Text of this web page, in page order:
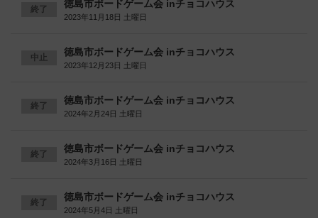
終了 徳島市ボードゲーム会 inチョコハウス
2023年11月18日 土曜日
中止 徳島市ボードゲーム会 inチョコハウス
2023年12月23日 土曜日
終了 徳島市ボードゲーム会 inチョコハウス
2024年2月24日 土曜日
終了 徳島市ボードゲーム会 inチョコハウス
2024年3月16日 土曜日
終了 徳島市ボードゲーム会 inチョコハウス
2024年5月4日 土曜日